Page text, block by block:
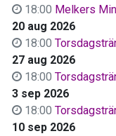
18:00 Melkers
20 aug 2026
18:00
27 aug 2026
18:00
3 sep 2026
18:00
10 sep 2026